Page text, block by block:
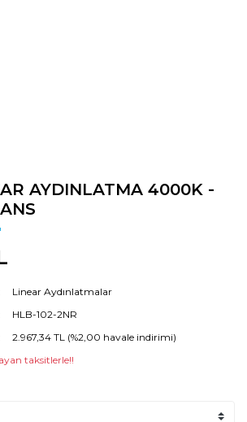
AYDINLATMA 4000K -
Linear Aydınlatmalar
HLB-102-2NR
2.967,34 TL (%2,00 havale indirimi)
taksitlerle!!